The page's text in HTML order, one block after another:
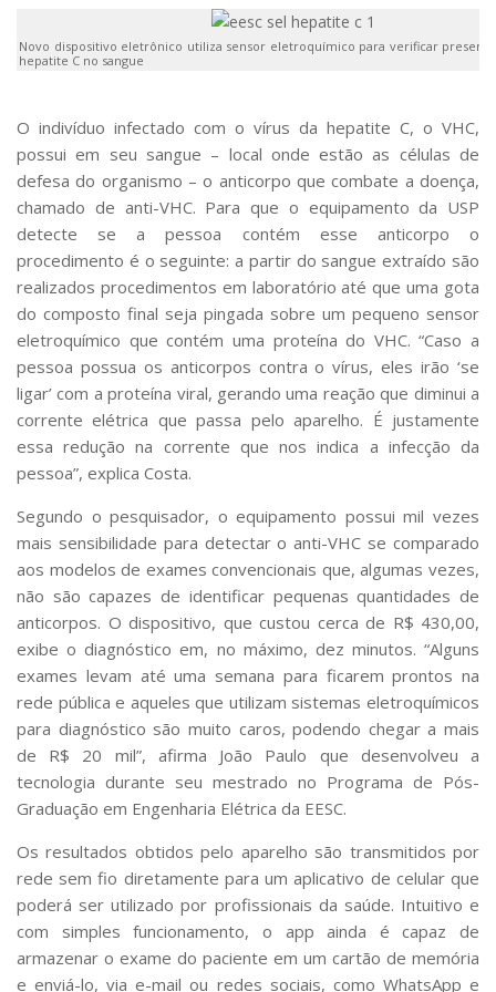
Bibliotecas
Apoio ao Estudante
Outros serviços
Assessorias e Mídias
Aplicativos e Sites
Agenda de Eventos
Defesa de Teses
Novo dispositivo eletrônico utiliza sensor eletroquímico para verificar
hepatite C no sangue
O indivíduo infectado com o vírus da hepatite C, o VHC,
possui em seu sangue – local onde estão as células de
defesa do organismo – o anticorpo que combate a doença,
chamado de anti-VHC. Para que o equipamento da USP
detecte se a pessoa contém esse anticorpo o
procedimento é o seguinte: a partir do sangue extraído são
realizados procedimentos em laboratório até que uma gota
do composto final seja pingada sobre um pequeno sensor
eletroquímico que contém uma proteína do VHC. “Caso a
pessoa possua os anticorpos contra o vírus, eles irão ‘se
ligar’ com a proteína viral, gerando uma reação que diminui a
corrente elétrica que passa pelo aparelho. É justamente
essa redução na corrente que nos indica a infecção da
pessoa”, explica Costa.
Segundo o pesquisador, o equipamento possui mil vezes
mais sensibilidade para detectar o anti-VHC se comparado
aos modelos de exames convencionais que, algumas vezes,
não são capazes de identificar pequenas quantidades de
anticorpos. O dispositivo, que custou cerca de R$ 430,00,
exibe o diagnóstico em, no máximo, dez minutos. “Alguns
exames levam até uma semana para ficarem prontos na
rede pública e aqueles que utilizam sistemas eletroquímicos
para diagnóstico são muito caros, podendo chegar a mais
de R$ 20 mil”, afirma João Paulo que desenvolveu a
tecnologia durante seu mestrado no Programa de Pós-
Graduação em Engenharia Elétrica da EESC.
Os resultados obtidos pelo aparelho são transmitidos por
rede sem fio diretamente para um aplicativo de celular que
poderá ser utilizado por profissionais da saúde. Intuitivo e
com simples funcionamento, o app ainda é capaz de
armazenar o exame do paciente em um cartão de memória
e enviá-lo, via e-mail ou redes sociais, como WhatsApp e